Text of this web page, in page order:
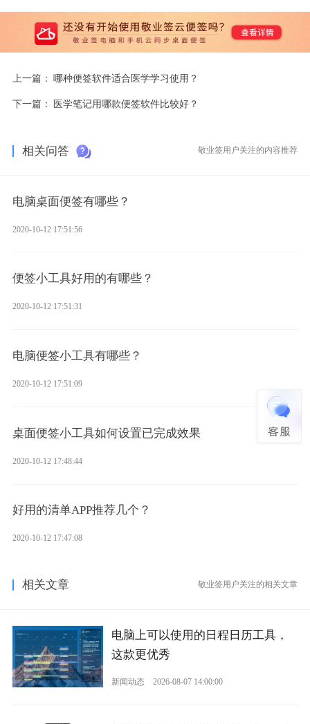
上一篇： 哪种便签软件适合医学学习使用？
下一篇： 医学笔记用哪款便签软件比较好？
相关问答 敬业签用户关注的内容推荐
电脑桌面便签有哪些？
2020-10-12 17:51:56
便签小工具好用的有哪些？
2020-10-12 17:51:31
电脑便签小工具有哪些？
2020-10-12 17:51:09
桌面便签小工具如何设置已完成效果
2020-10-12 17:48:44
好用的清单APP推荐几个？
2020-10-12 17:47:08
相关文章 敬业签用户关注的相关文章
电脑上可以使用的日程日历工具，
这款更优秀
新闻动态 2026-08-07 14:00:00